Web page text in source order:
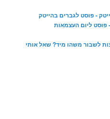
- פוסט לגברים בהייטק
פוסט ליום העצמאות
לשבור משהו מיד? שאל אותי